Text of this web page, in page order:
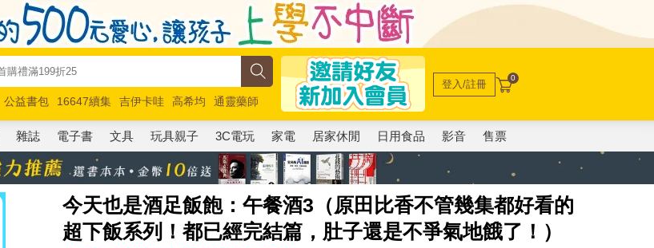
公益書包 16647續集 吉伊卡哇 高希均
通靈藥師
馬斯克 玩具總動員5 超慢跑
登入/註冊 0
雜誌 電子書 文具 玩具親子 3C電玩 家電 居家休閒 日用食品 影音 售票
今天也是酒足飯飽：午餐酒3（原田比香不管幾集都好看的
超下飯系列！都已經完結篇，肚子還是不爭氣地餓了！）